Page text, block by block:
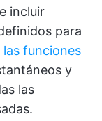
incluir
para
las funciones
y
las